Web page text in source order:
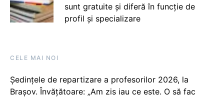
sunt gratuite și diferă în funcție de
profil și specializare
CELE MAI NOI
Ședințele de repartizare a profesorilor 2026, la
Brașov. Învățătoare: „Am zis iau ce este. O să fac